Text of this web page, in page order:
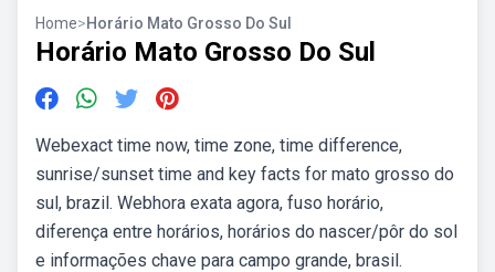
Home>Horário Mato Grosso Do Sul
Horário Mato Grosso Do Sul
Webexact time now, time zone, time difference,
sunrise/sunset time and key facts for mato grosso do
sul, brazil. Webhora exata agora, fuso horário,
diferença entre horários, horários do nascer/pôr do sol
e informações chave para campo grande, brasil.